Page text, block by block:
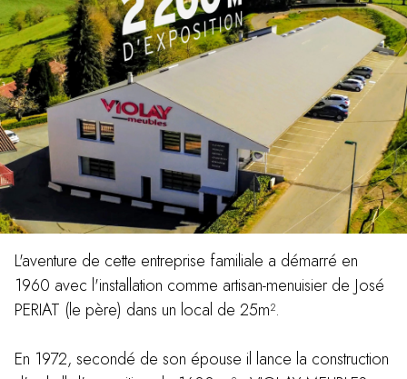
L'aventure de cette entreprise familiale a démarré en
1960 avec l'installation comme artisan-menuisier de José
PERIAT (le père) dans un local de 25m².
En 1972, secondé de son épouse il lance la construction